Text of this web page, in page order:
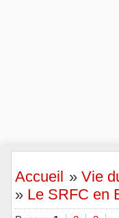
Accueil »Vie
» Le SRFC en